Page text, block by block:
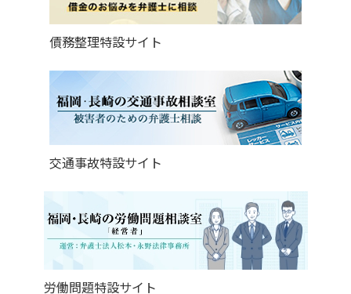
債務整理特設サイト
交通事故特設サイト
労働問題特設サイト